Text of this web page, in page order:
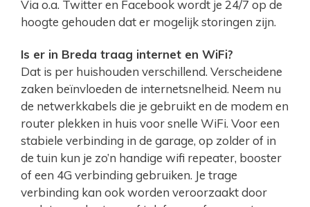
Via o.a. Twitter en Facebook wordt je 24/7 op de
hoogte gehouden dat er mogelijk storingen zijn.
Is er in Breda traag internet en WiFi?
Dat is per huishouden verschillend. Verscheidene
zaken beïnvloeden de internetsnelheid. Neem nu
de netwerkkabels die je gebruikt en de modem en
router plekken in huis voor snelle WiFi. Voor een
stabiele verbinding in de garage, op zolder of in
de tuin kun je zo’n handige wifi repeater, booster
of een 4G verbinding gebruiken. Je trage
verbinding kan ook worden veroorzaakt door